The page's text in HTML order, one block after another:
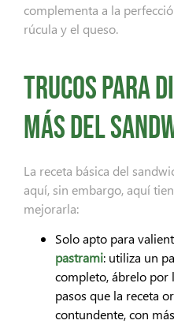
complementa a la
rúcula y el queso.
Trucos para
más del
La receta básica del
aquí, sin embargo, aquí
mejorarla:
Solo apto para
pastrami: utiliza un
completo, ábrelo por
pasos que la receta
contundente, con